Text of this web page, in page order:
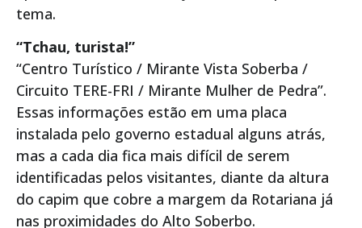
tema.
“Tchau, turista!”
“Centro Turístico / Mirante Vista Soberba /
Circuito TERE-FRI / Mirante Mulher de Pedra”.
Essas informações estão em uma placa
instalada pelo governo estadual alguns atrás,
mas a cada dia fica mais difícil de serem
identificadas pelos visitantes, diante da altura
do capim que cobre a margem da Rotariana já
nas proximidades do Alto Soberbo.